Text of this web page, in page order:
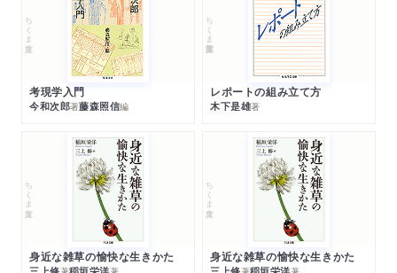
ちくま文庫
考現学入門
今和次郎著藤森照信編
ちくま学芸文庫
レポートの組み立て方
木下是雄著
ちくま文庫
身近な雑草の愉快な生きかた
ちくま文庫
身近な雑草の愉快な生きかた